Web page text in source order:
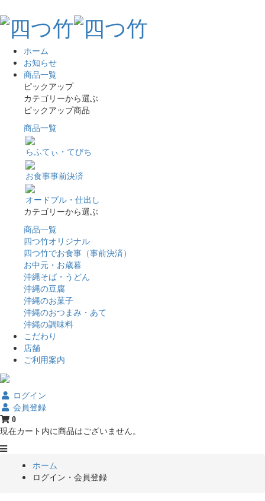
ホーム
お知らせ
商品一覧
ピックアップ
カテゴリーから選ぶ
ピックアップ商品
商品一覧
らふてぃ・てびち
お食事事前決済
オードブル・仕出し
カテゴリーから選ぶ
商品一覧
四つ竹オリジナル
四つ竹でお食事（事前決済）
お中元・お歳暮
沖縄そば・うどん
沖縄の豆腐
沖縄のお菓子
沖縄のおつまみ・あて
沖縄の調味料
こだわり
店舗
ご利用案内
ログイン
会員登録
0
現在カート内に商品はございません。
ホーム
ログイン・会員登録